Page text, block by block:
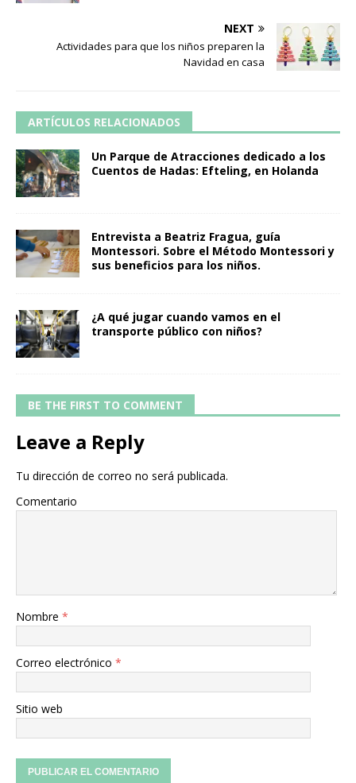
NEXT
Actividades para que los niños preparen la
Navidad en casa
ARTÍCULOS RELACIONADOS
Un Parque de Atracciones dedicado a los
Cuentos de Hadas: Efteling, en Holanda
Entrevista a Beatriz Fragua, guía
Montessori. Sobre el Método Montessori y
sus beneficios para los niños.
¿A qué jugar cuando vamos en el
transporte público con niños?
BE THE FIRST TO COMMENT
Leave a Reply
Tu dirección de correo no será publicada.
Comentario
Nombre *
Correo electrónico *
Sitio web